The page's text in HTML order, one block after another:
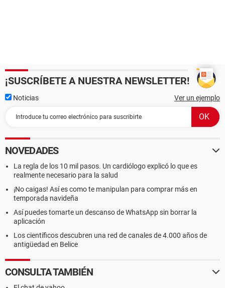
¡SUSCRÍBETE A NUESTRA NEWSLETTER!
Noticias Ver un ejemplo
NOVEDADES
La regla de los 10 mil pasos. Un cardiólogo explicó lo que es
realmente necesario para la salud
¡No caigas! Así es como te manipulan para comprar más en
temporada navideña
Así puedes tomarte un descanso de WhatsApp sin borrar la
aplicación
Los científicos descubren una red de canales de 4.000 años de
antigüedad en Belice
CONSULTA TAMBIÉN